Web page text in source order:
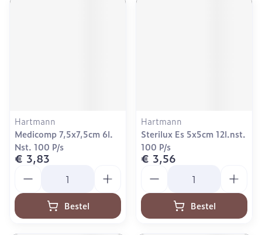
Hartmann
Medicomp 7,5x7,5cm 6l.
Nst. 100 P/s
€ 3,83
Bestel
Hartmann
Sterilux Es 5x5cm 12l.nst.
100 P/s
€ 3,56
Bestel